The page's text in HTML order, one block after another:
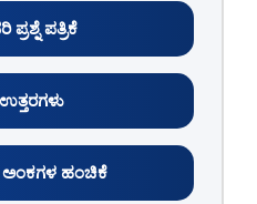
ಪತ್ರಿಕೆ
ಅಂಕಗಳ ಹಂಚಿಕೆ